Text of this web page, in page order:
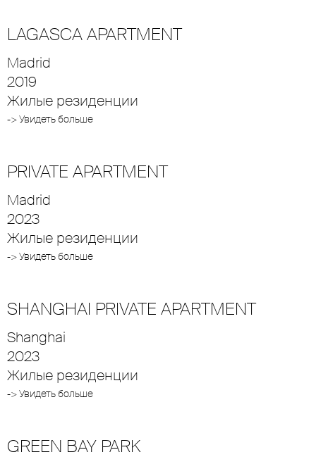
LAGASCA APARTMENT
Madrid
2019
Жилые резиденции
-> Увидеть больше
PRIVATE APARTMENT
Madrid
2023
Жилые резиденции
-> Увидеть больше
SHANGHAI PRIVATE APARTMENT
Shanghai
2023
Жилые резиденции
-> Увидеть больше
GREEN BAY PARK